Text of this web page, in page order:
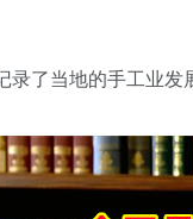
录了当地的手工业